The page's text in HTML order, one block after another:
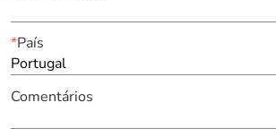
*País
Portugal
Comentários